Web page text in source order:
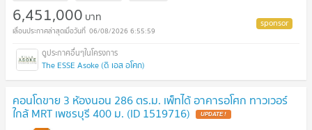
6,451,000 บาท
06/08/2026 6:55:59
The ESSE Asoke (ดิ เอส อโศก)
คอนโดขาย 3 ห้องนอน 286 ตร.ม. เพ็ทได้ อาคารอโศก ทาวเวอร์
ใกล้ MRT เพชรบุรี 400 ม. (ID 1519716) UPDATE !